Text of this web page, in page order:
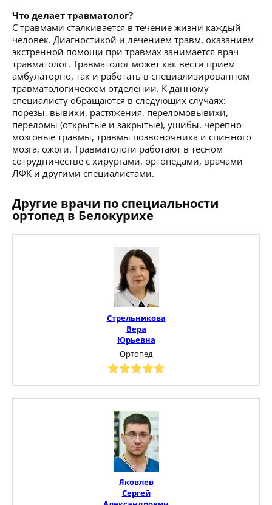
Что делает травматолог?
С травмами сталкивается в течение жизни каждый
человек. Диагностикой и лечением травм, оказанием
экстренной помощи при травмах занимается врач
травматолог. Травматолог может как вести прием
амбулаторно, так и работать в специализированном
травматологическом отделении. К данному
специалисту обращаются в следующих случаях:
порезы, вывихи, растяжения, переломовывихи,
переломы (открытые и закрытые), ушибы, черепно-
мозговые травмы, травмы позвоночника и спинного
мозга, ожоги. Травматологи работают в тесном
сотрудничестве с хирургами, ортопедами, врачами
ЛФК и другими специалистами.
Другие врачи по специальности
ортопед в Белокурихе
Стрельникова
Вера
Юрьевна
Ортопед
Яковлев
Сергей